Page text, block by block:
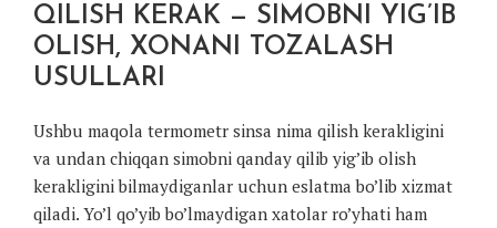
QILISH KERAK — SIMOBNI YIG’IB
OLISH, XONANI TOZALASH
USULLARI
Ushbu maqola termometr sinsa nima qilish kerakligini
va undan chiqqan simobni qanday qilib yig’ib olish
kerakligini bilmaydiganlar uchun eslatma bo’lib xizmat
qiladi. Yo’l qo’yib bo’lmaydigan xatolar ro’yhati ham